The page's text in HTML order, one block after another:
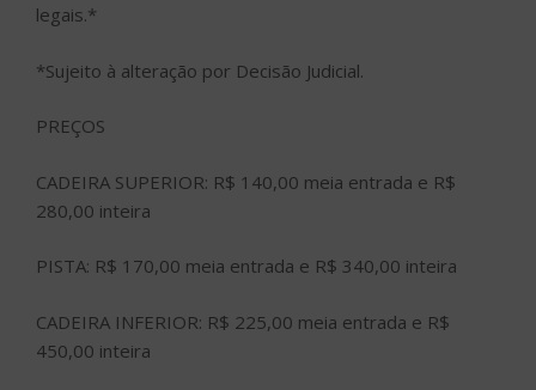
legais.*
*Sujeito à alteração por Decisão Judicial.
PREÇOS
CADEIRA SUPERIOR: R$ 140,00 meia entrada e R$
280,00 inteira
PISTA: R$ 170,00 meia entrada e R$ 340,00 inteira
CADEIRA INFERIOR: R$ 225,00 meia entrada e R$
450,00 inteira